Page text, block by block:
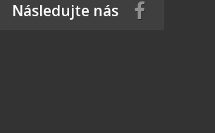
Následujte nás